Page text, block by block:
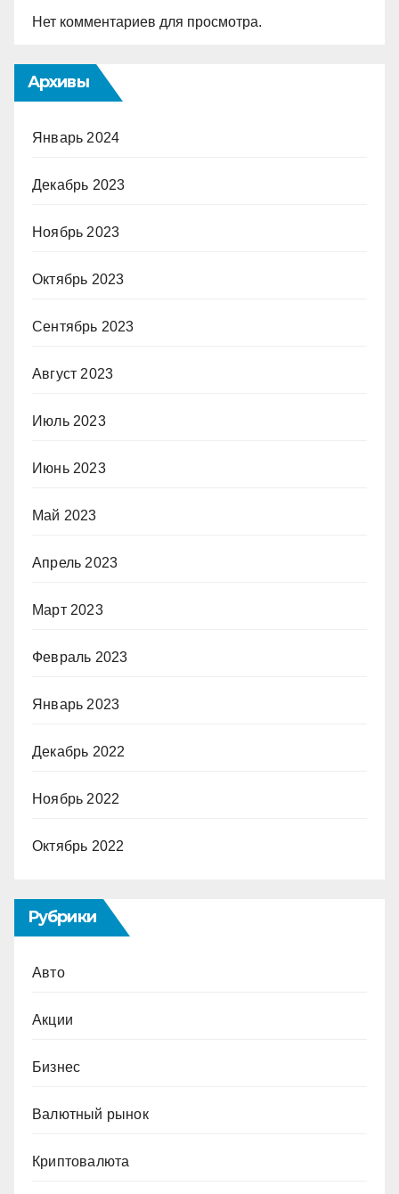
Нет комментариев для просмотра.
Архивы
Январь 2024
Декабрь 2023
Ноябрь 2023
Октябрь 2023
Сентябрь 2023
Август 2023
Июль 2023
Июнь 2023
Май 2023
Апрель 2023
Март 2023
Февраль 2023
Январь 2023
Декабрь 2022
Ноябрь 2022
Октябрь 2022
Рубрики
Авто
Акции
Бизнес
Валютный рынок
Криптовалюта